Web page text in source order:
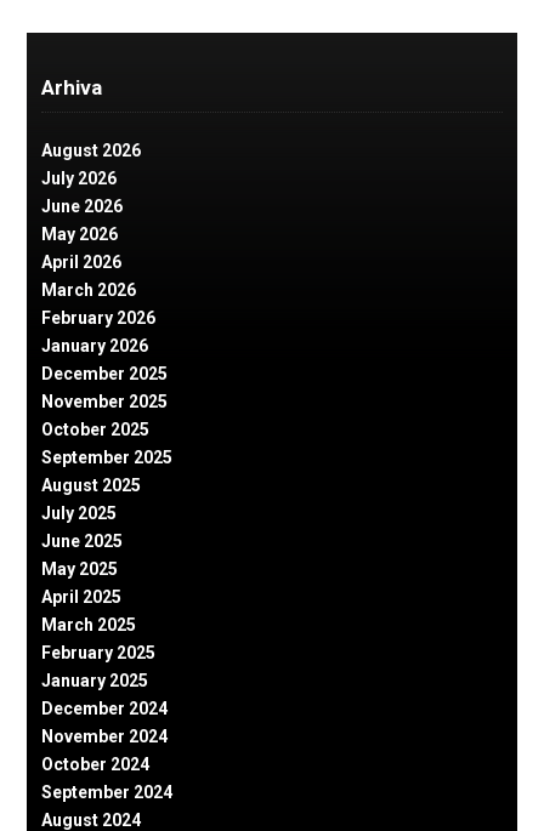
Arhiva
August 2026
July 2026
June 2026
May 2026
April 2026
March 2026
February 2026
January 2026
December 2025
November 2025
October 2025
September 2025
August 2025
July 2025
June 2025
May 2025
April 2025
March 2025
February 2025
January 2025
December 2024
November 2024
October 2024
September 2024
August 2024